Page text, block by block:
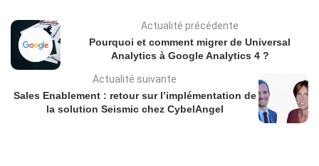
Actualité précédente
Pourquoi et comment migrer de Universal
Analytics à Google Analytics 4 ?
Actualité suivante
Sales Enablement : retour sur l’implémentation de
la solution Seismic chez CybelAngel